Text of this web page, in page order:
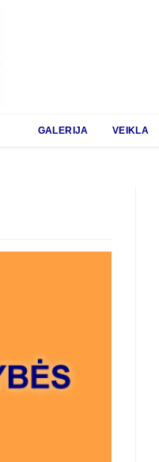
GALERIJA VEIKLA